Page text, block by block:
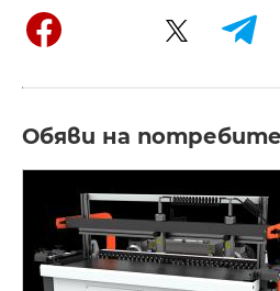
Обяви на